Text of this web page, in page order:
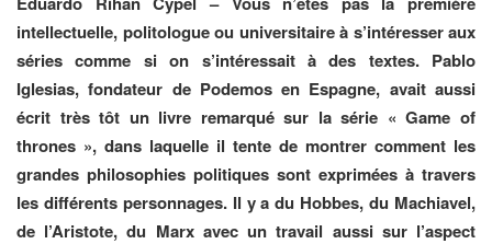
intellectuelle, politologue ou universitaire à s’intéresser aux
séries comme si on s’intéressait à des textes. Pablo
Iglesias, fondateur de Podemos en Espagne, avait aussi
écrit très tôt un livre remarqué sur la série « Game of
thrones », dans laquelle il tente de montrer comment les
grandes philosophies politiques sont exprimées à travers
les différents personnages. Il y a du Hobbes, du Machiavel,
de l’Aristote, du Marx avec un travail aussi sur l’aspect